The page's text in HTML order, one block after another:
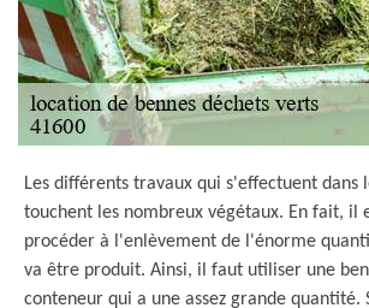
Les différents travaux qui s'effectuent dans
touchent les nombreux végétaux. En fait, il
procéder à l'enlèvement de l'énorme
va être produit. Ainsi, il faut utiliser une
conteneur qui a une assez grande quantité.